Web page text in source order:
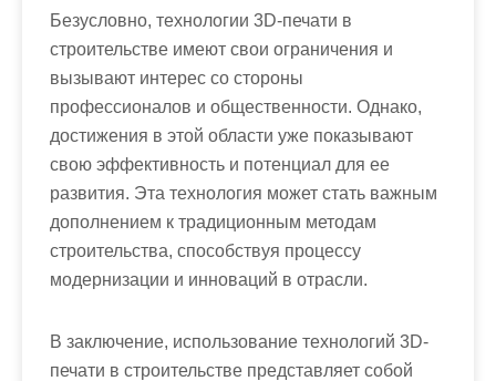
Безусловно, технологии 3D-печати в
строительстве имеют свои ограничения и
вызывают интерес со стороны
профессионалов и общественности. Однако,
достижения в этой области уже показывают
свою эффективность и потенциал для ее
развития. Эта технология может стать важным
дополнением к традиционным методам
строительства, способствуя процессу
модернизации и инноваций в отрасли.
В заключение, использование технологий 3D-
печати в строительстве представляет собой